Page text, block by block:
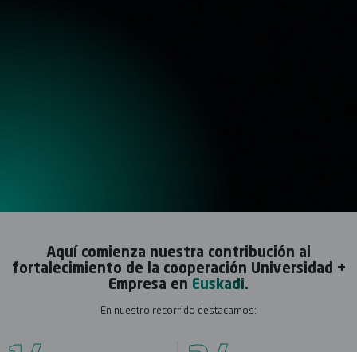
Aquí comienza nuestra contribución al
fortalecimiento de la cooperación Universidad +
Empresa en Euskadi.
En nuestro recorrido destacamos: